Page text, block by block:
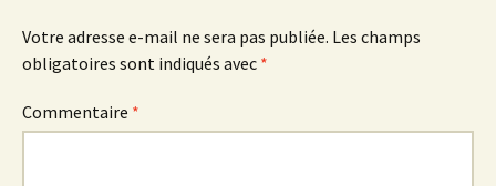
Votre adresse e-mail ne sera pas publiée. Les champs
obligatoires sont indiqués avec *
Commentaire *